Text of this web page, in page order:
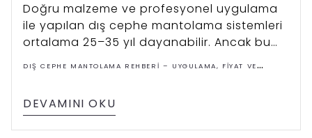
Doğru malzeme ve profesyonel uygulama
ile yapılan dış cephe mantolama sistemleri
ortalama 25–35 yıl dayanabilir. Ancak bu
süre uygulama kalitesi, malzeme türü ve
çevresel koşullara göre değişebilir.
DIŞ CEPHE MANTOLAMA REHBERI – UYGULAMA, FIYAT VE
DEVAMINI OKU